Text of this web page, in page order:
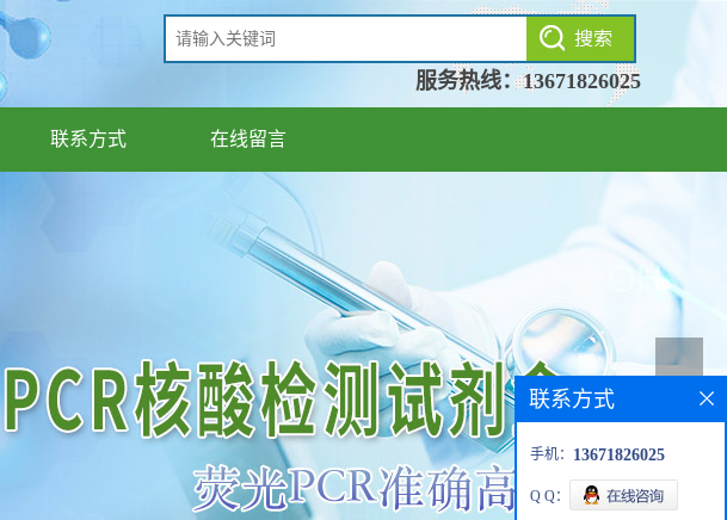
服务热线：13671826025
联系方式 在线留言
联系方式
手机： 13671826025
Q Q：